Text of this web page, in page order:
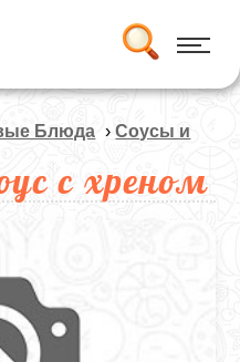
Блюда ›Соусы и
с хреном